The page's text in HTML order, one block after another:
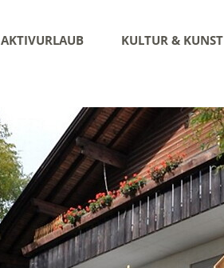
AKTIVURLAUB KULTUR & KUNST